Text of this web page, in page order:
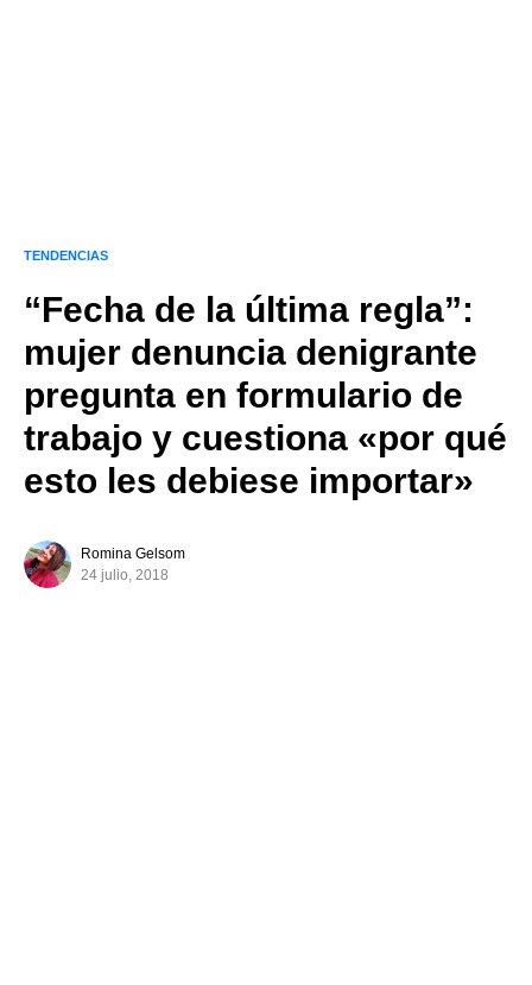
TENDENCIAS
“Fecha de la última regla”:
mujer denuncia denigrante
pregunta en formulario de
trabajo y cuestiona «por qué
esto les debiese importar»
Romina Gelsom
24 julio, 2018